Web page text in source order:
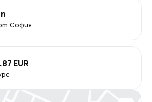
София
EUR